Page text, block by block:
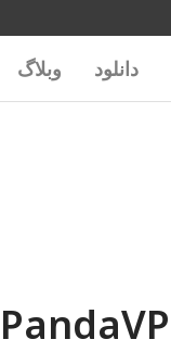
دانلود وبلاگ